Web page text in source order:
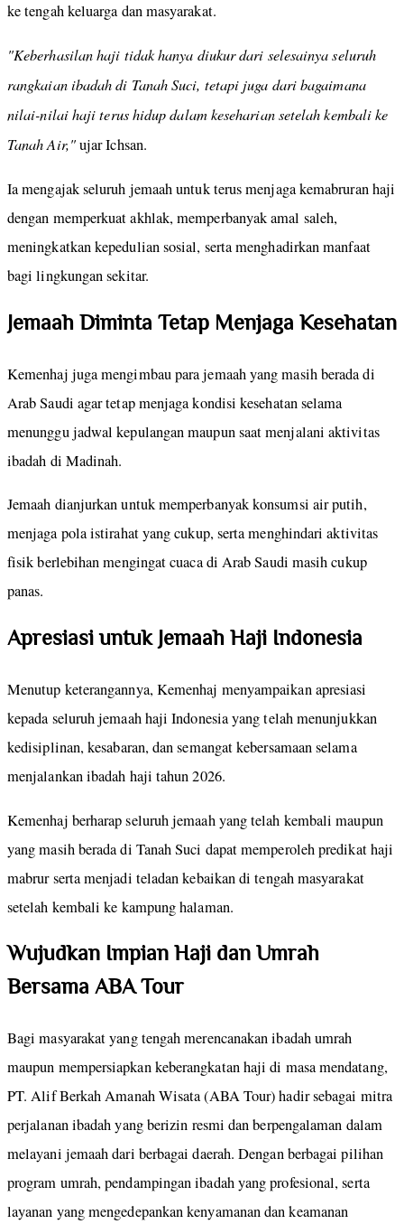
ke tengah keluarga dan masyarakat.
"Keberhasilan haji tidak hanya diukur dari selesainya seluruh
rangkaian ibadah di Tanah Suci, tetapi juga dari bagaimana
nilai-nilai haji terus hidup dalam keseharian setelah kembali ke
Tanah Air,"ujar Ichsan.
Ia mengajak seluruh jemaah untuk terus menjaga kemabruran haji
dengan memperkuat akhlak, memperbanyak amal saleh,
meningkatkan kepedulian sosial, serta menghadirkan manfaat
bagi lingkungan sekitar.
Jemaah Diminta Tetap Menjaga Kesehatan
Kemenhaj juga mengimbau para jemaah yang masih berada di
Arab Saudi agar tetap menjaga kondisi kesehatan selama
menunggu jadwal kepulangan maupun saat menjalani aktivitas
ibadah di Madinah.
Jemaah dianjurkan untuk memperbanyak konsumsi air putih,
menjaga pola istirahat yang cukup, serta menghindari aktivitas
fisik berlebihan mengingat cuaca di Arab Saudi masih cukup
panas.
Apresiasi untuk Jemaah Haji Indonesia
Menutup keterangannya, Kemenhaj menyampaikan apresiasi
kepada seluruh jemaah haji Indonesia yang telah menunjukkan
kedisiplinan, kesabaran, dan semangat kebersamaan selama
menjalankan ibadah haji tahun 2026.
Kemenhaj berharap seluruh jemaah yang telah kembali maupun
yang masih berada di Tanah Suci dapat memperoleh predikat haji
mabrur serta menjadi teladan kebaikan di tengah masyarakat
setelah kembali ke kampung halaman.
Wujudkan Impian Haji dan Umrah
Bersama ABA Tour
Bagi masyarakat yang tengah merencanakan ibadah umrah
maupun mempersiapkan keberangkatan haji di masa mendatang,
PT. Alif Berkah Amanah Wisata (ABA Tour) hadir sebagai mitra
perjalanan ibadah yang berizin resmi dan berpengalaman dalam
melayani jemaah dari berbagai daerah. Dengan berbagai pilihan
program umrah, pendampingan ibadah yang profesional, serta
layanan yang mengedepankan kenyamanan dan keamanan